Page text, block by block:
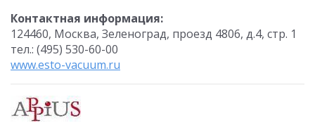
Контактная информация:
124460, Москва, Зеленоград, проезд 4806, д.4, стр. 1
тел.: (495) 530-60-00
www.esto-vacuum.ru